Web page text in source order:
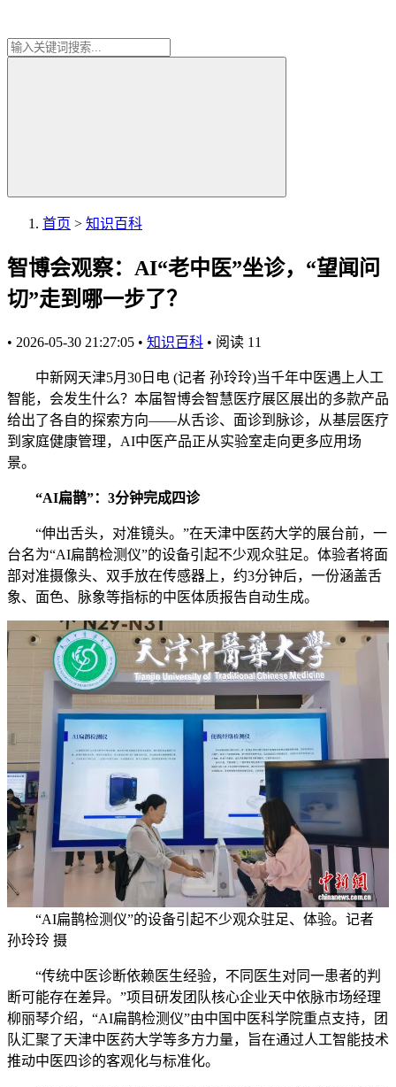
首页 > 知识百科
智博会观察：AI“老中医”坐诊，“望闻问
切”走到哪一步了？
• 2026-05-30 21:27:05 • 知识百科 • 阅读 11
中新网天津5月30日电 (记者 孙玲玲)当千年中医遇上人工
智能，会发生什么？本届智博会智慧医疗展区展出的多款产品
给出了各自的探索方向——从舌诊、面诊到脉诊，从基层医疗
到家庭健康管理，AI中医产品正从实验室走向更多应用场
景。
“AI扁鹊”：3分钟完成四诊
“伸出舌头，对准镜头。”在天津中医药大学的展台前，一
台名为“AI扁鹊检测仪”的设备引起不少观众驻足。体验者将面
部对准摄像头、双手放在传感器上，约3分钟后，一份涵盖舌
象、面色、脉象等指标的中医体质报告自动生成。
“AI扁鹊检测仪”的设备引起不少观众驻足、体验。记者
孙玲玲 摄
“传统中医诊断依赖医生经验，不同医生对同一患者的判
断可能存在差异。”项目研发团队核心企业天中依脉市场经理
柳丽琴介绍，“AI扁鹊检测仪”由中国中医科学院重点支持，团
队汇聚了天津中医药大学等多方力量，旨在通过人工智能技术
推动中医四诊的客观化与标准化。